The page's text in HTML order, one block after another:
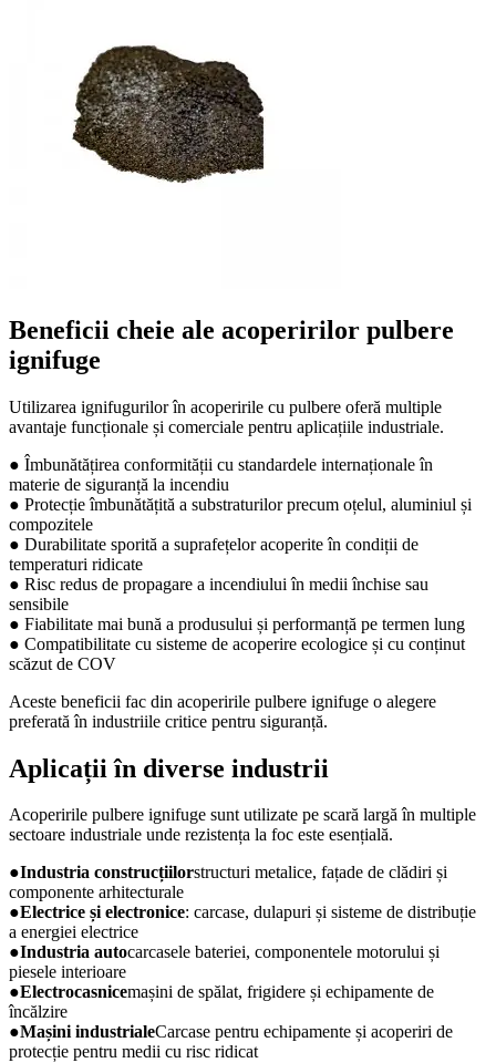
Beneficii cheie ale acoperirilor pulbere
ignifuge
Utilizarea ignifugurilor în acoperirile cu pulbere oferă multiple
avantaje funcționale și comerciale pentru aplicațiile industriale.
● Îmbunătățirea conformității cu standardele internaționale în
materie de siguranță la incendiu
● Protecție îmbunătățită a substraturilor precum oțelul, aluminiul și
compozitele
● Durabilitate sporită a suprafețelor acoperite în condiții de
temperaturi ridicate
● Risc redus de propagare a incendiului în medii închise sau
sensibile
● Fiabilitate mai bună a produsului și performanță pe termen lung
● Compatibilitate cu sisteme de acoperire ecologice și cu conținut
scăzut de COV
Aceste beneficii fac din acoperirile pulbere ignifuge o alegere
preferată în industriile critice pentru siguranță.
Aplicații în diverse industrii
Acoperirile pulbere ignifuge sunt utilizate pe scară largă în multiple
sectoare industriale unde rezistența la foc este esențială.
●Industria construcțiilorstructuri metalice, fațade de clădiri și
componente arhitecturale
●Electrice și electronice: carcase, dulapuri și sisteme de distribuție
a energiei electrice
●Industria autocarcasele bateriei, componentele motorului și
piesele interioare
●Electrocasnicemașini de spălat, frigidere și echipamente de
încălzire
●Mașini industrialeCarcase pentru echipamente și acoperiri de
protecție pentru medii cu risc ridicat